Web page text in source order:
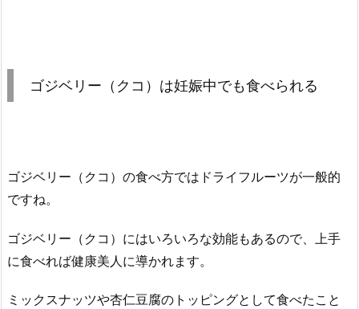
ゴジベリー（クコ）は妊娠中でも食べられる
ゴジベリー（クコ）の食べ方ではドライフルーツが一般的
ですね。
ゴジベリー（クコ）にはいろいろな効能もあるので、上手
に食べれば健康美人に導かれます。
ミックスナッツや杏仁豆腐のトッピングとして食べたこと